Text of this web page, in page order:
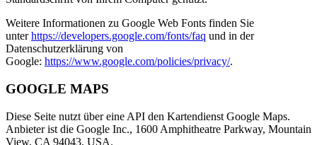
Weitere Informationen zu Google Web Fonts finden Sie
unterhttps://developers.google.com/fonts/faq und in der
Datenschutzerklärung von
Google: https://www.google.com/policies/privacy/.
GOOGLE MAPS
Diese Seite nutzt über eine API den Kartendienst Google Maps.
Anbieter ist die Google Inc., 1600 Amphitheatre Parkway, Mountain
View, CA 94043, USA.